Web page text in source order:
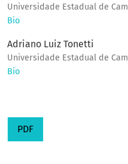
Universidade Estadual de
Bio
Adriano Luiz Tonetti
Universidade Estadual de
Bio
PDF